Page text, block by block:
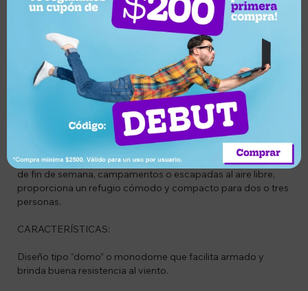
Compra segura
Devolución o
cambio
Garantía de
entrega
Descripción
CÓDIGO PRODUCTO: ARA-542
DESCRIPCIÓN:
Carpa tipo monodome para 2-3 personas, de tamaño medio,
con dimensiones de 200 × 140 × 100 cm. Ideal para salidas
de fin de semana, campamentos o escapadas al aire libre,
proporciona un refugio cómodo y compacto para dos o tres
personas.
CARACTERÍSTICAS:
Diseño tipo “domo” o monodome que facilita armado y
brinda buena resistencia al viento.